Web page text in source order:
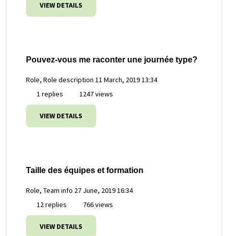
VIEW DETAILS
Pouvez-vous me raconter une journée type?
Role, Role description 11 March, 2019 13:34
1 replies
1247 views
VIEW DETAILS
Taille des équipes et formation
Role, Team info 27 June, 2019 16:34
12 replies
766 views
VIEW DETAILS